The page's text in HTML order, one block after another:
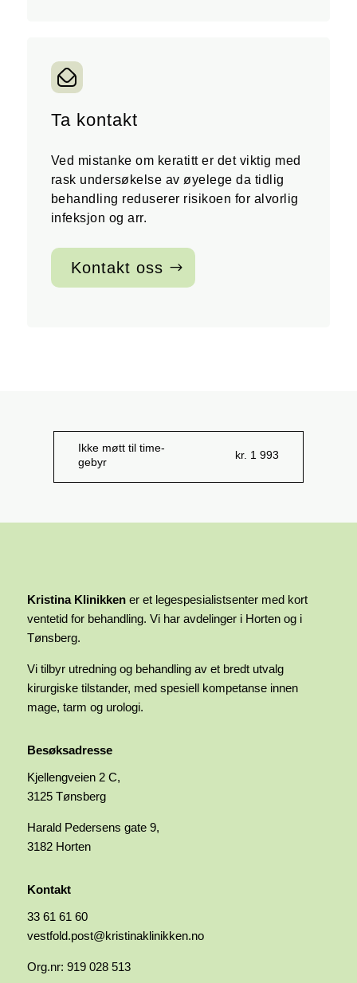
Ta kontakt
Ved mistanke om keratitt er det viktig med
rask undersøkelse av øyelege da tidlig
behandling reduserer risikoen for alvorlig
infeksjon og arr.
Kontakt oss
Ikke møtt til time-
gebyr
kr. 1 993
Kristina Klinikkener et legespesialistsenter med kort
ventetid for behandling. Vi har avdelinger i Horten og i
Tønsberg.
Vi tilbyr utredning og behandling av et bredt utvalg
kirurgiske tilstander, med spesiell kompetanse innen
mage, tarm og urologi.
Besøksadresse
Kjellengveien 2 C,
3125 Tønsberg
Harald Pedersens gate 9,
3182 Horten
Kontakt
33 61 61 60
vestfold.post@kristinaklinikken.no
Org.nr: 919 028 513